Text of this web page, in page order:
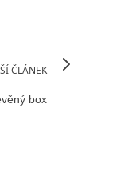
ČLÁNEK
box